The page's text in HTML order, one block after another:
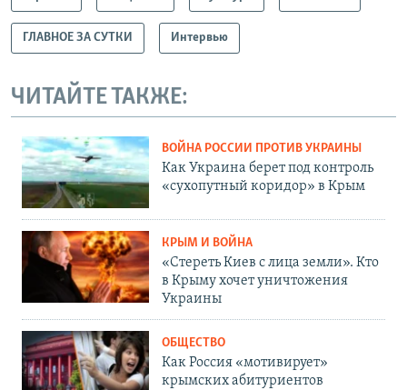
ГЛАВНОЕ ЗА СУТКИ Интервью
ЧИТАЙТЕ ТАКЖЕ:
ВОЙНА РОССИИ ПРОТИВ УКРАИНЫ
Как Украина берет под контроль
«сухопутный коридор» в Крым
КРЫМ И ВОЙНА
«Стереть Киев с лица земли». Кто
в Крыму хочет уничтожения
Украины
ОБЩЕСТВО
Как Россия «мотивирует»
крымских абитуриентов